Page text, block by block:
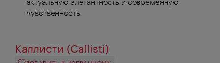
чувственность.
Каллисти (Callisti)